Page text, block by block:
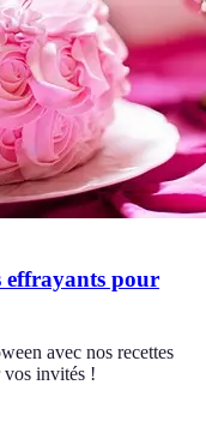
effrayants pour
avec nos recettes
vos invités !